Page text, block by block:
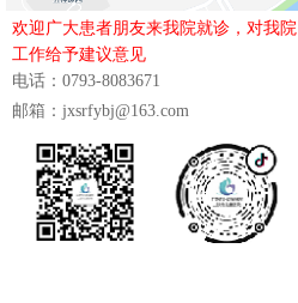
欢迎广大患者朋友来我院就诊，对我院
工作给予建议意见
电话：0793-8083671
邮箱：jxsrfybj@163.com